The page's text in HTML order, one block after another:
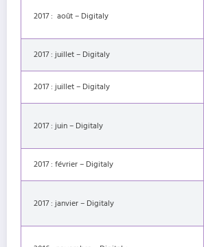
2017 : août – Digitaly
2017 : juillet – Digitaly
2017 : juillet – Digitaly
2017 : juin – Digitaly
2017 : février – Digitaly
2017 : janvier – Digitaly